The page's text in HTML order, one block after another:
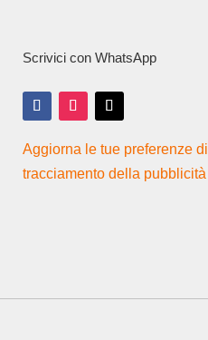
Scrivici con WhatsApp
Aggiorna le tue preferenze di
tracciamento della pubblicità